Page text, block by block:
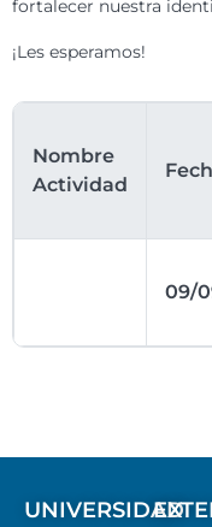
fortalecer nuestra
¡Les esperamos!
Nombre
Actividad
09/
UNIVERSIDAD